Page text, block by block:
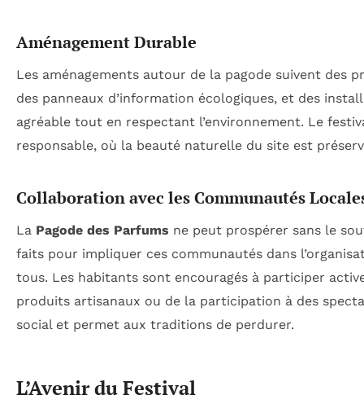
Aménagement Durable
Les aménagements autour de la pagode suivent des
des panneaux d’information écologiques, et des
agréable tout en respectant l’environnement. Le
responsable, où la beauté naturelle du site est
Collaboration avec les Communautés
La Pagode des Parfums ne peut prospérer sans le
faits pour impliquer ces communautés dans
tous. Les habitants sont encouragés à participer
produits artisanaux ou de la participation à des
social et permet aux traditions de perdurer.
L’Avenir du Festival